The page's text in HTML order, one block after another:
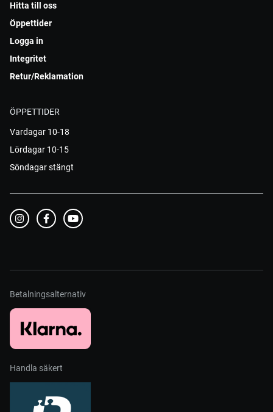
Hitta till oss
Öppettider
Logga in
Integritet
Retur/Reklamation
ÖPPETTIDER
Vardagar 10-18
Lördagar 10-15
Söndagar stängt
Betalningsalternativ
Handla säkert